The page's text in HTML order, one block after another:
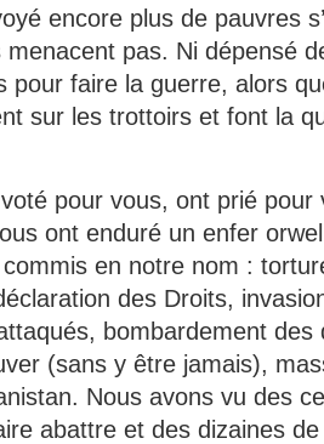
encore plus de pauvres
menacent pas. Ni dépensé
pour faire la guerre, alors
sur les trottoirs et font la
pour vous, ont prié pour
ont enduré un enfer
en notre nom :
des Droits,
bombardement des
(sans y être jamais),
Nous avons vu des
abattre et des dizaines